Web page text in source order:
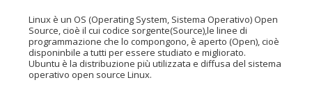
Linux è un OS (Operating System, Sistema Operativo) Open
Source, cioè il cui codice sorgente(Source),le linee di
programmazione che lo compongono, è aperto (Open), cioè
disponinbile a tutti per essere studiato e migliorato.
Ubuntu è la distribuzione più utilizzata e diffusa del sistema
operativo open source Linux.